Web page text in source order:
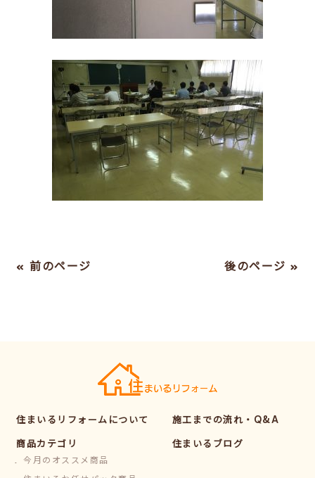
« 前のページ 後のページ »
住まいるリフォームについて
商品カテゴリ
今月のオススメ商品
施工までの流れ・Q&A
住まいるブログ